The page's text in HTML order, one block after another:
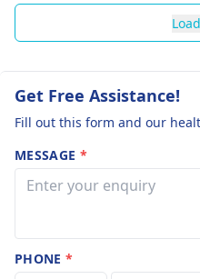
Get Free Assistance!
Fill out this form and our
MESSAGE *
PHONE*